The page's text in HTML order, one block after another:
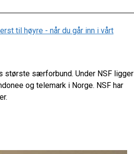
til høyre - når du går inn i vårt
største særforbund. Under NSF ligger
og telemark i Norge. NSF har